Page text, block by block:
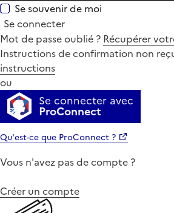
Se souvenir de moi
Se connecter
Mot de passe oublié ? Récupérer
Instructions de confirmation non
instructions
ou
Se connecter avec
ProConnect
Qu'est-ce que ProConnect ?
Vous n'avez pas de compte ?
Créer un compte